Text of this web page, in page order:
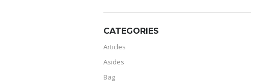
CATEGORIES
Articles
Asides
Bag